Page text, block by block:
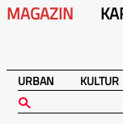
MAGAZIN
URBAN KULTUR